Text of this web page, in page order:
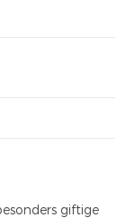
giftige